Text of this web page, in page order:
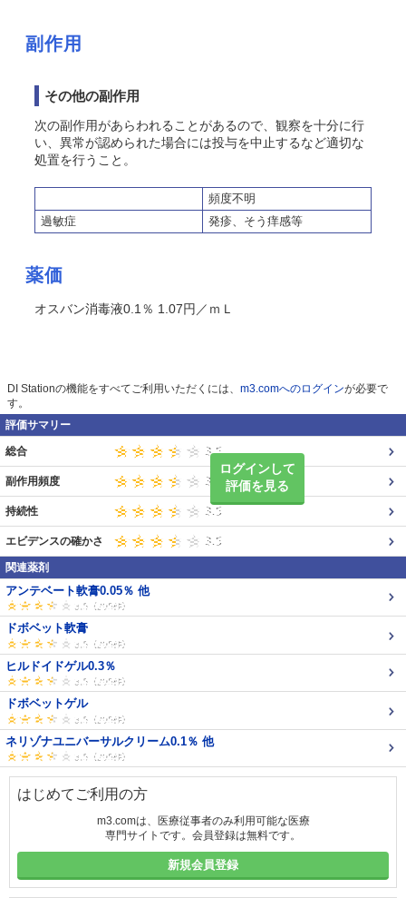
副作用
その他の副作用
次の副作用があらわれることがあるので、観察を十分に行
い、異常が認められた場合には投与を中止するなど適切な
処置を行うこと。
頻度不明
過敏症
発疹、そう痒感等
薬価
オスバン消毒液0.1％ 1.07円／ｍＬ
DI Stationの機能をすべてご利用いただくには、 m3.comへのログインが必要で
す。
評価サマリー
ログインして
評価を見る
総合
副作用頻度
持続性
エビデンスの確かさ
関連薬剤
アンテベート軟膏0.05％ 他
ドボベット軟膏
ヒルドイドゲル0.3％
ドボベットゲル
ネリゾナユニバーサルクリーム0.1％ 他
はじめてご利用の方
m3.comは、医療従事者のみ利用可能な医療
専門サイトです。会員登録は無料です。
新規会員登録